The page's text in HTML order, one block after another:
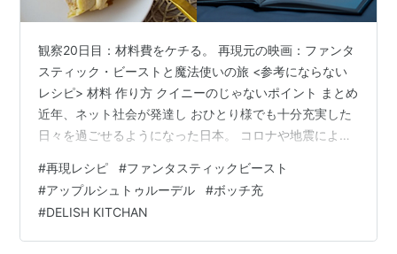
観察20日目：材料費をケチる。 再現元の映画：ファンタ
スティック・ビーストと魔法使いの旅 <参考にならない
レシピ> 材料 作り方 クイニーのじゃないポイント まとめ
近年、ネット社会が発達し おひとり様でも十分充実した
日々を過ごせるようになった日本。 コロナや地震による
えているという。 そんな中結婚しないのではなく、でき
ない！女の知られざる生態に迫る。 少しふざけた日常ブ
ログである。 ※このブログには商品の写真、細かい紹介
を省くためと 少しの下心で楽天アフィリエイトを使用し
#再現レシピ #ファンタスティックビースト
#アップルシュトゥルーデル #ボッチ充
#DELISH KITCHAN